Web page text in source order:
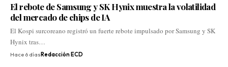
El rebote de Samsung y SK Hynix muestra la volatilidad
del mercado de chips de IA
El Kospi surcoreano registró un fuerte rebote impulsado por Samsung y SK
Hynix tras…
Hace 6 díasRedacción ECD